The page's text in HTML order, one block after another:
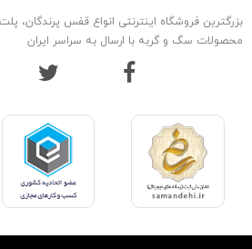
بزرگترین فروشگاه اینترنتی انواع قفس پرندگان،
محصولات سگ و گربه با ارسال به سراسر ایران